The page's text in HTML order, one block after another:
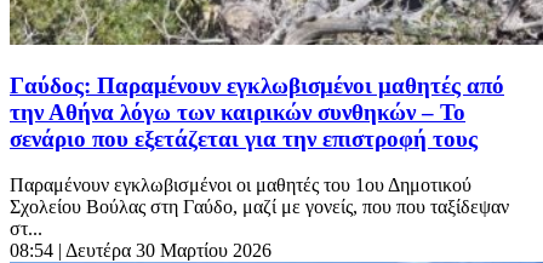
Γαύδος: Παραμένουν εγκλωβισμένοι μαθητές από
την Αθήνα λόγω των καιρικών συνθηκών – Το
σενάριο που εξετάζεται για την επιστροφή τους
Παραμένουν εγκλωβισμένοι οι μαθητές του 1ου Δημοτικού
Σχολείου Βούλας στη Γαύδο, μαζί με γονείς, που που ταξίδεψαν
στ...
08:54 | Δευτέρα 30 Μαρτίου 2026